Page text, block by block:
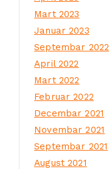
Mart 2023
Januar 2023
Septembar 2022
April 2022
Mart 2022
Februar 2022
Decembar 2021
Novembar 2021
Septembar 2021
August 2021